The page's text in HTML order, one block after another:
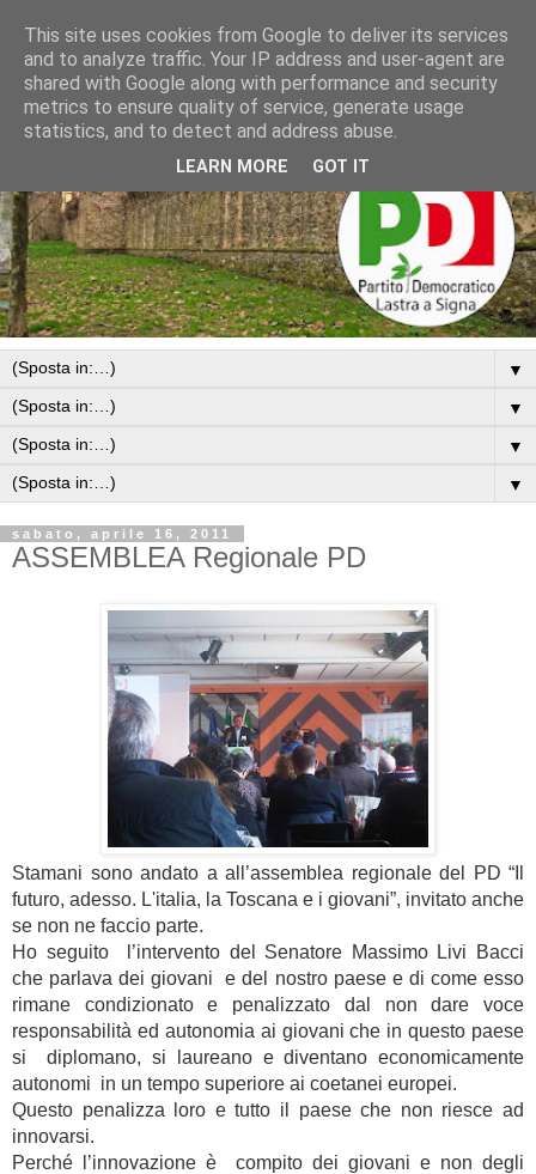
▼
▼
▼
▼
sabato, aprile 16, 2011
ASSEMBLEA Regionale PD
Stamani sono andato a all’assemblea regionale del PD “Il
futuro, adesso. L'italia, la Toscana e i giovani”, invitato anche
se non ne faccio parte.
Ho seguito l’intervento del Senatore Massimo Livi Bacci
che parlava dei giovani e del nostro paese e di come esso
rimane condizionato e penalizzato dal non dare voce
responsabilità ed autonomia ai giovani che in questo paese
si diplomano, si laureano e diventano economicamente
autonomi in un tempo superiore ai coetanei europei.
Questo penalizza loro e tutto il paese che non riesce ad
innovarsi.
Perché l’innovazione è compito dei giovani e non degli
This site uses cookies from Google to deliver its services
and to analyze traffic. Your IP address and user-agent are
shared with Google along with performance and security
metrics to ensure quality of service, generate usage
statistics, and to detect and address abuse.
LEARN MORE GOT IT